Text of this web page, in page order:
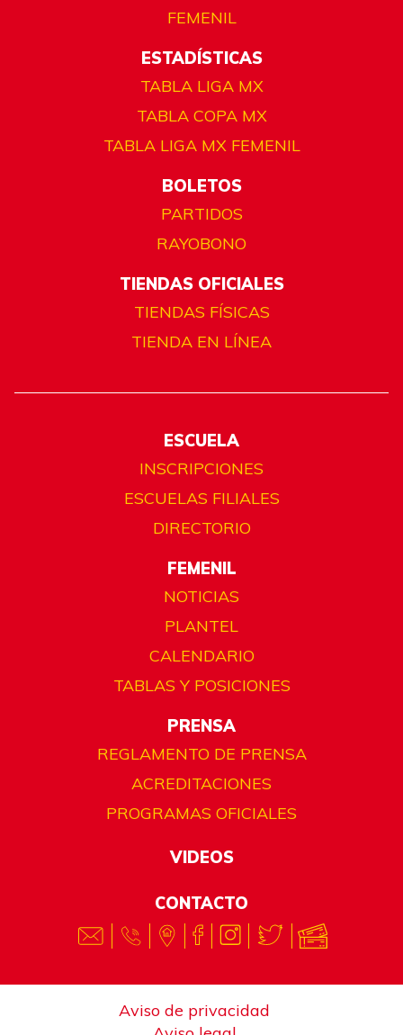
FEMENIL
ESTADÍSTICAS
TABLA LIGA MX
TABLA COPA MX
TABLA LIGA MX FEMENIL
BOLETOS
PARTIDOS
RAYOBONO
TIENDAS OFICIALES
TIENDAS FÍSICAS
TIENDA EN LÍNEA
ESCUELA
INSCRIPCIONES
ESCUELAS FILIALES
DIRECTORIO
FEMENIL
NOTICIAS
PLANTEL
CALENDARIO
TABLAS Y POSICIONES
PRENSA
REGLAMENTO DE PRENSA
ACREDITACIONES
PROGRAMAS OFICIALES
VIDEOS
CONTACTO
Aviso de privacidad